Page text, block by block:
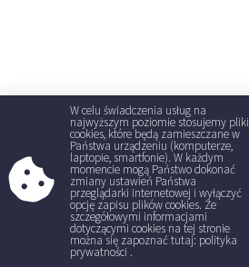
W celu świadczenia usług na
najwyższym poziomie stosujemy pliki
cookies, które będą zamieszczane w
Państwa urządzeniu (komputerze,
laptopie, smartfonie). W każdym
momencie mogą Państwo dokonać
zmiany ustawień Państwa
przeglądarki internetowej i wyłączyć
opcję zapisu plików cookies. Ze
szczegółowymi informacjami
dotyczącymi cookies na tej stronie
można się zapoznać tutaj: polityka
prywatności .